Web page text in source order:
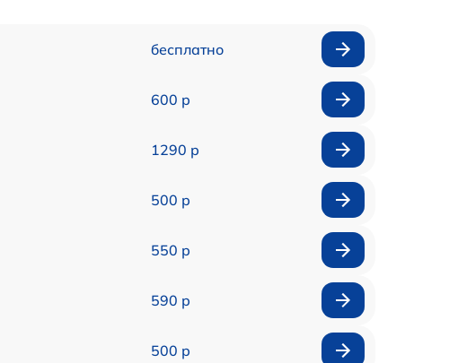
бесплатно
600 р
1290 р
500 р
550 р
590 р
500 р